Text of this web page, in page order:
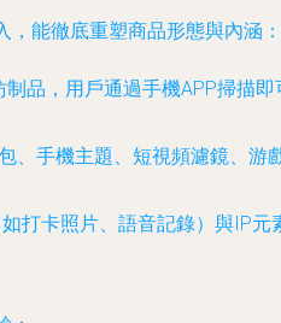
能徹底重塑商品形態與內涵：
品，用戶通過手機APP掃描
、手機主題、短視頻濾鏡、
打卡照片、語音記錄）與IP